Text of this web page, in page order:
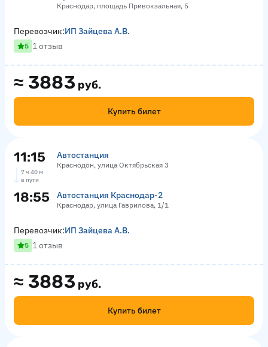
Краснодар, площадь Привокзальная, 5
≈ 3883 руб.
Купить билет
Перевозчик:ИП Зайцева А.В.
5 1 отзыв
11:15 Автостанция
Краснодон, улица Октябрьская 3
7 ч 40 м
в пути
18:55 Автостанция Краснодар-2
Краснодар, улица Гаврилова, 1/1
≈ 3883 руб.
Купить билет
Перевозчик:ИП Зайцева А.В.
5 1 отзыв